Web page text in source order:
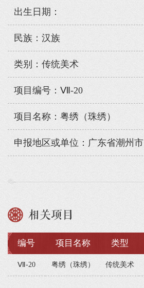
出生日期：
民族：汉族
类别：传统美术
项目编号：Ⅶ-20
项目名称：粤绣（珠绣）
申报地区或单位：广东省潮州市
相关项目
编号 项目名称 类型
Ⅶ-20 粤绣（珠绣） 传统美术